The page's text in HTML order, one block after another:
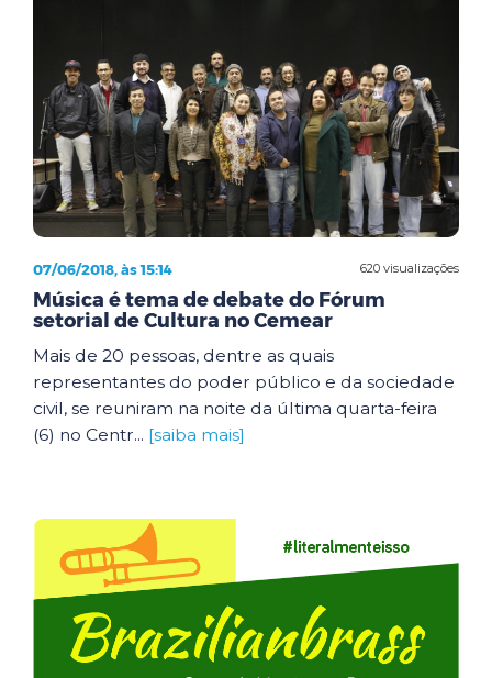
620 visualizações
07/06/2018, às 15:14
Música é tema de debate do Fórum
setorial de Cultura no Cemear
Mais de 20 pessoas, dentre as quais
representantes do poder público e da sociedade
civil, se reuniram na noite da última quarta-feira
(6) no Centr... [saiba mais]